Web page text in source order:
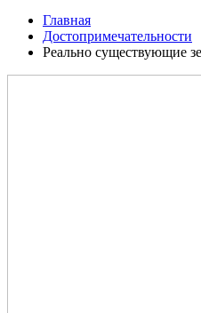
Главная
Достопримечательности
Реально существующие